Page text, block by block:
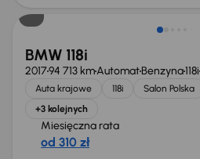
BMW 118i
201794 713 kmAutomatBenzyna118i
Auta krajowe 118i Salon Polska
+3 kolejnych
Miesięczna rata
od 310 zł